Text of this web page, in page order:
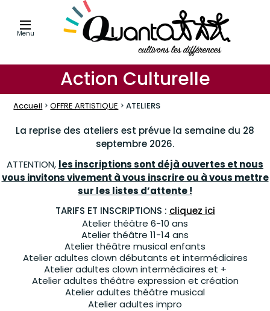
Menu
Action Culturelle
Accueil >OFFRE ARTISTIQUE >ATELIERS
La reprise des ateliers est prévue la semaine du 28
septembre 2026.
ATTENTION, les inscriptions sont déjà ouvertes et nous
vous invitons vivement à vous inscrire ou à vous mettre
sur les listes d’attente !
TARIFS ET INSCRIPTIONS : cliquez ici
Atelier théâtre 6-10 ans
Atelier théâtre 11-14 ans
Atelier théâtre musical enfants
Atelier adultes clown débutants et intermédiaires
Atelier adultes clown intermédiaires et +
Atelier adultes théâtre expression et création
Atelier adultes théâtre musical
Atelier adultes impro